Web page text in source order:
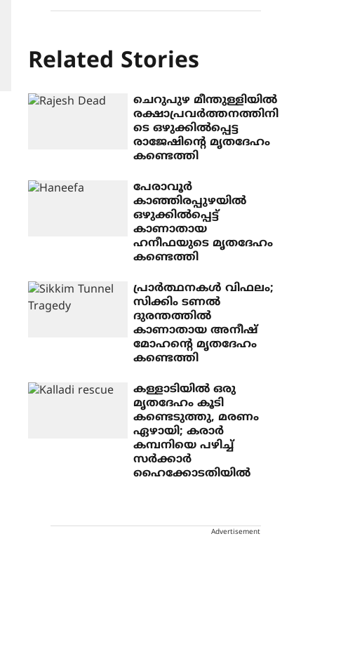
Related Stories
ചെറുപുഴ മീന്തുള്ളിയിൽ
രക്ഷാപ്രവർത്തനത്തിനി
ടെ ഒഴുക്കിൽപ്പെട്ട
രാജേഷിന്റെ മൃതദേഹം
കണ്ടെത്തി
പേരാവൂർ
കാഞ്ഞിരപ്പുഴയിൽ
ഒഴുക്കിൽപ്പെട്ട്
കാണാതായ
ഹനീഫയുടെ മൃതദേഹം
കണ്ടെത്തി
പ്രാര്‍ത്ഥനകള്‍ വിഫലം;
സിക്കിം ടണല്‍
ദുരന്തത്തില്‍
കാണാതായ അനീഷ്
മോഹന്റെ മൃതദേഹം
കണ്ടെത്തി
കള്ളാടിയില്‍ ഒരു
മൃതദേഹം കൂടി
കണ്ടെടുത്തു, മരണം
ഏഴായി; കരാർ
കമ്പനിയെ പഴിച്ച്
സര്‍ക്കാര്‍
ഹൈക്കോടതിയില്‍
Advertisement